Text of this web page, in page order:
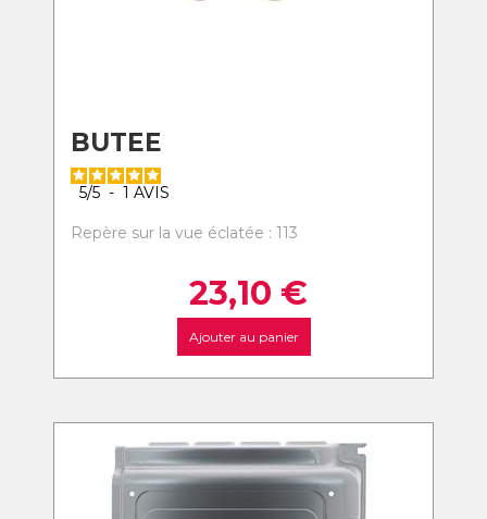
BUTEE
5/5 - 1 AVIS
Repère sur la vue éclatée : 113
23,10 €
Ajouter au panier